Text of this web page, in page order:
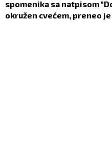
spomenika sa natpisom
okružen cvećem, preneo